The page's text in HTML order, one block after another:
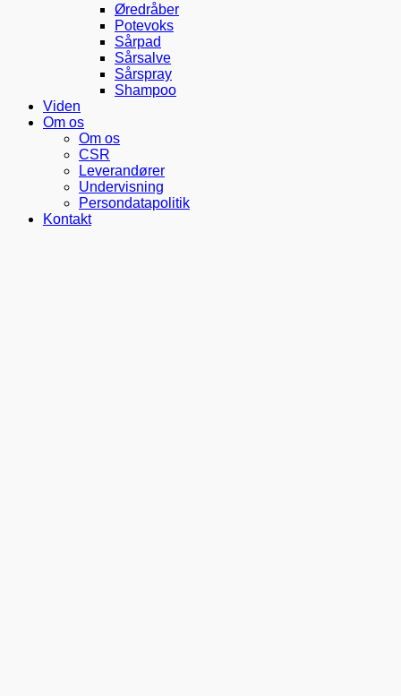
Øredråber
Potevoks
Sårpad
Sårsalve
Sårspray
Shampoo
Viden
Om os
Om os
CSR
Leverandører
Undervisning
Persondatapolitik
Kontakt